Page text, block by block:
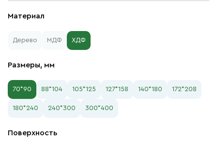
Материал
Дерево МДФ ХДФ
Размеры, мм
70*90 88*104 105*125 127*158 140*180 172*208
180*240 240*300 300*400
Поверхность